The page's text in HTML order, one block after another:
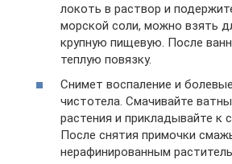
локоть в раствор и
морской соли, можно взять
крупную пищевую. После
теплую повязку.
Снимет воспаление и
чистотела. Смачивайте
растения и прикладывайте к
После снятия примочки
нерафинированным